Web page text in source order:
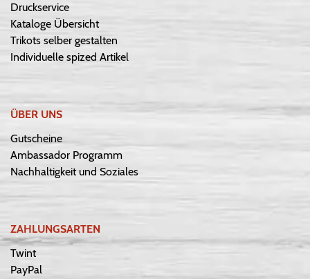
Druckservice
Kataloge Übersicht
Trikots selber gestalten
Individuelle spized Artikel
ÜBER UNS
Gutscheine
Ambassador Programm
Nachhaltigkeit und Soziales
ZAHLUNGSARTEN
Twint
PayPal